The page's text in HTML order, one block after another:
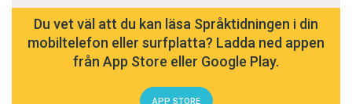
Du vet väl att du kan läsa Språktidningen i din
mobiltelefon eller surfplatta? Ladda ned appen
från App Store eller Google Play.
APP STORE